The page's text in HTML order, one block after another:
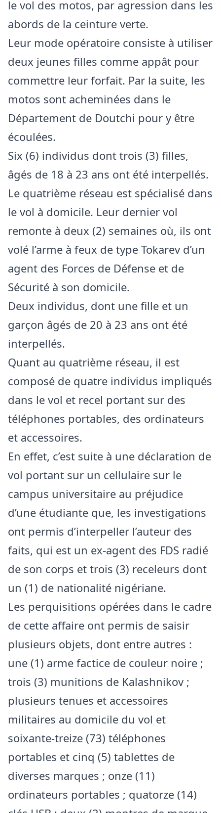
le vol des motos, par agression dans les
abords de la ceinture verte.
Leur mode opératoire consiste à utiliser
deux jeunes filles comme appât pour
commettre leur forfait. Par la suite, les
motos sont acheminées dans le
Département de Doutchi pour y être
écoulées.
Six (6) individus dont trois (3) filles,
âgés de 18 à 23 ans ont été interpellés.
Le quatrième réseau est spécialisé dans
le vol à domicile. Leur dernier vol
remonte à deux (2) semaines où, ils ont
volé l’arme à feux de type Tokarev d’un
agent des Forces de Défense et de
Sécurité à son domicile.
Deux individus, dont une fille et un
garçon âgés de 20 à 23 ans ont été
interpellés.
Quant au quatrième réseau, il est
composé de quatre individus impliqués
dans le vol et recel portant sur des
téléphones portables, des ordinateurs
et accessoires.
En effet, c’est suite à une déclaration de
vol portant sur un cellulaire sur le
campus universitaire au préjudice
d’une étudiante que, les investigations
ont permis d’interpeller l’auteur des
faits, qui est un ex-agent des FDS radié
de son corps et trois (3) receleurs dont
un (1) de nationalité nigériane.
Les perquisitions opérées dans le cadre
de cette affaire ont permis de saisir
plusieurs objets, dont entre autres :
une (1) arme factice de couleur noire ;
trois (3) munitions de Kalashnikov ;
plusieurs tenues et accessoires
militaires au domicile du vol et
soixante-treize (73) téléphones
portables et cinq (5) tablettes de
diverses marques ; onze (11)
ordinateurs portables ; quatorze (14)